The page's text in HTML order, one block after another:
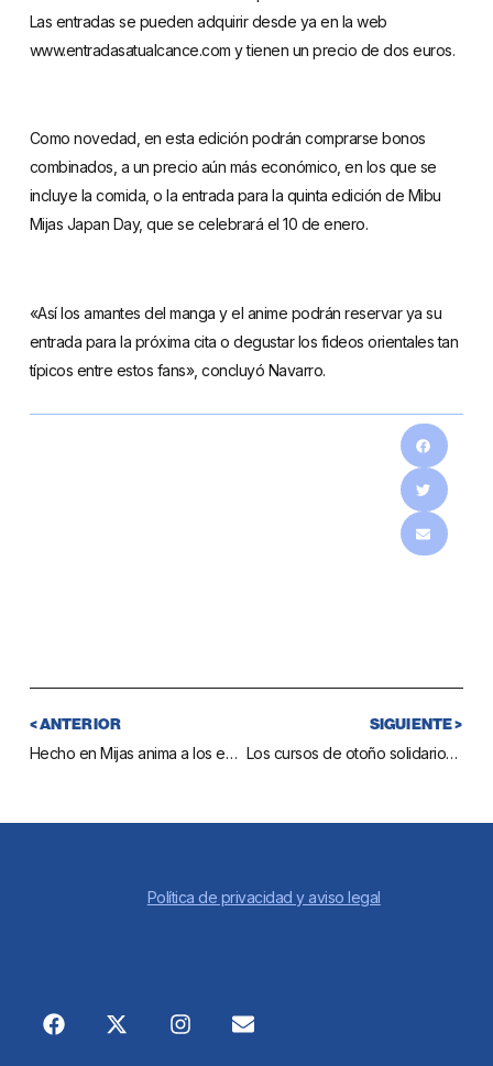
Las entradas se pueden adquirir desde ya en la web
www.entradasatualcance.com y tienen un precio de dos euros.
Como novedad, en esta edición podrán comprarse bonos
combinados, a un precio aún más económico, en los que se
incluye la comida, o la entrada para la quinta edición de Mibu
Mijas Japan Day, que se celebrará el 10 de enero.
«Así los amantes del manga y el anime podrán reservar ya su
entrada para la próxima cita o degustar los fideos orientales tan
típicos entre estos fans», concluyó Navarro.
< ANTERIOR
Hecho en Mijas anima a los empresarios gastronómicos locales a incorporar sus productos a la marca Sabor a Málaga
SIGUIENTE >
Los cursos de otoño solidarios consiguen más de un centenar de productos de higiene para familias necesitadas
Política de privacidad y aviso legal